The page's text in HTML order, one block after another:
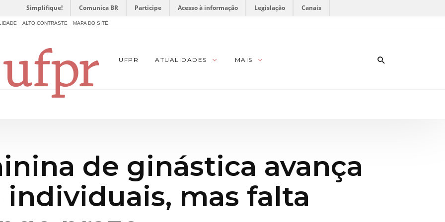
Simplifique! Comunica BR Participe Acesso à informação Legislação Canais
ALTO CONTRASTE MAPA DO SITE
UFPR ATUALIDADES MAIS
de ginástica avança
mas falta